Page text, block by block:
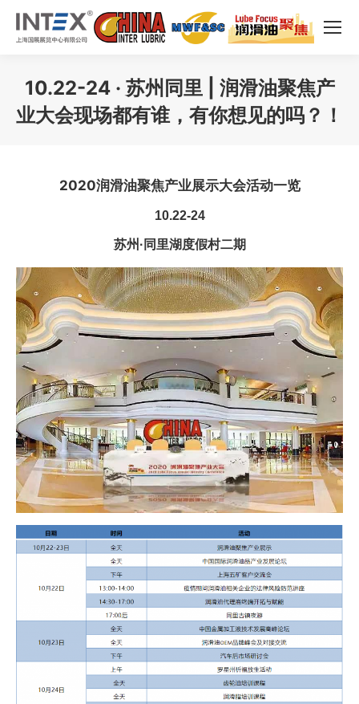
10.22-24 · 苏州同里 | 润滑油聚焦产
业大会现场都有谁，有你想见的吗？！
2020润滑油聚焦产业展示大会活动一览
10.22-24
苏州·同里湖度假村二期